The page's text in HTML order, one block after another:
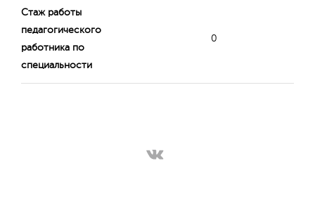
Стаж работы
педагогического
работника по
специальности
0